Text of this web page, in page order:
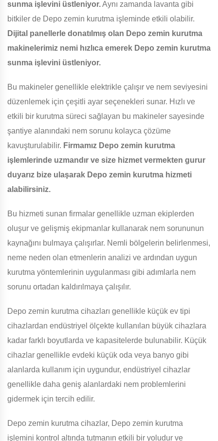
sunma işlevini üstleniyor.Aynı zamanda lavanta gibi
bitkiler de Depo zemin kurutma işleminde etkili olabilir.
Dijital panellerle donatılmış olan Depo zemin kurutma
makinelerimiz nemi hızlıca emerek Depo zemin kurutma
sunma işlevini üstleniyor.
Bu makineler genellikle elektrikle çalışır ve nem seviyesini
düzenlemek için çeşitli ayar seçenekleri sunar. Hızlı ve
etkili bir kurutma süreci sağlayan bu makineler sayesinde
şantiye alanındaki nem sorunu kolayca çözüme
kavuşturulabilir. Firmamız Depo zemin kurutma
işlemlerinde uzmandır ve size hizmet vermekten gurur
duyarız bize ulaşarak Depo zemin kurutma hizmeti
alabilirsiniz.
Bu hizmeti sunan firmalar genellikle uzman ekiplerden
oluşur ve gelişmiş ekipmanlar kullanarak nem sorununun
kaynağını bulmaya çalışırlar. Nemli bölgelerin belirlenmesi,
neme neden olan etmenlerin analizi ve ardından uygun
kurutma yöntemlerinin uygulanması gibi adımlarla nem
sorunu ortadan kaldırılmaya çalışılır.
Depo zemin kurutma cihazları genellikle küçük ev tipi
cihazlardan endüstriyel ölçekte kullanılan büyük cihazlara
kadar farklı boyutlarda ve kapasitelerde bulunabilir. Küçük
cihazlar genellikle evdeki küçük oda veya banyo gibi
alanlarda kullanım için uygundur, endüstriyel cihazlar
genellikle daha geniş alanlardaki nem problemlerini
gidermek için tercih edilir.
Depo zemin kurutma cihazlar, Depo zemin kurutma
işlemini kontrol altında tutmanın etkili bir yoludur ve